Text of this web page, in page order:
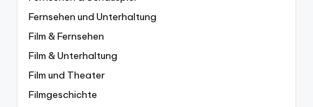
Fernsehen und Unterhaltung
Film & Fernsehen
Film & Unterhaltung
Film und Theater
Filmgeschichte